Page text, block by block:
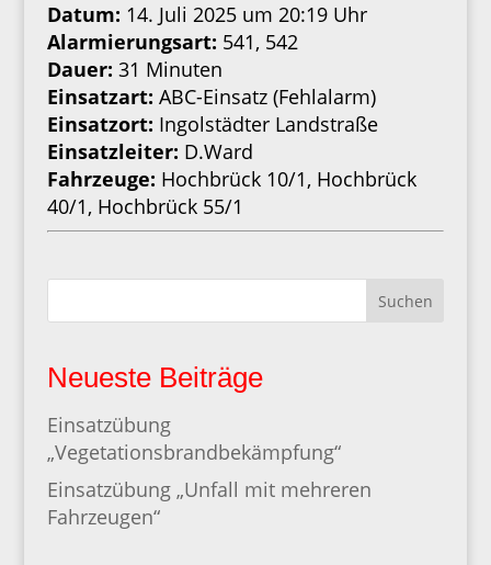
Datum: 14. Juli 2025 um 20:19 Uhr
Alarmierungsart: 541, 542
Dauer: 31 Minuten
Einsatzart: ABC-Einsatz (Fehlalarm)
Einsatzort: Ingolstädter Landstraße
Einsatzleiter: D.Ward
Fahrzeuge: Hochbrück 10/1, Hochbrück
40/1, Hochbrück 55/1
Suchen
Neueste Beiträge
Einsatzübung
„Vegetationsbrandbekämpfung“
Einsatzübung „Unfall mit mehreren
Fahrzeugen“